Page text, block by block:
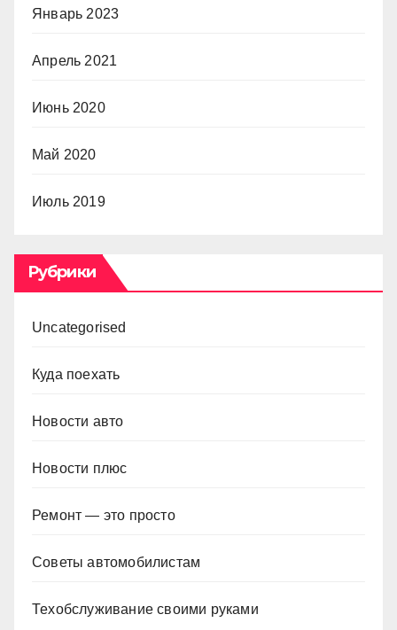
Январь 2023
Апрель 2021
Июнь 2020
Май 2020
Июль 2019
Рубрики
Uncategorised
Куда поехать
Новости авто
Новости плюс
Ремонт — это просто
Советы автомобилистам
Техобслуживание своими руками